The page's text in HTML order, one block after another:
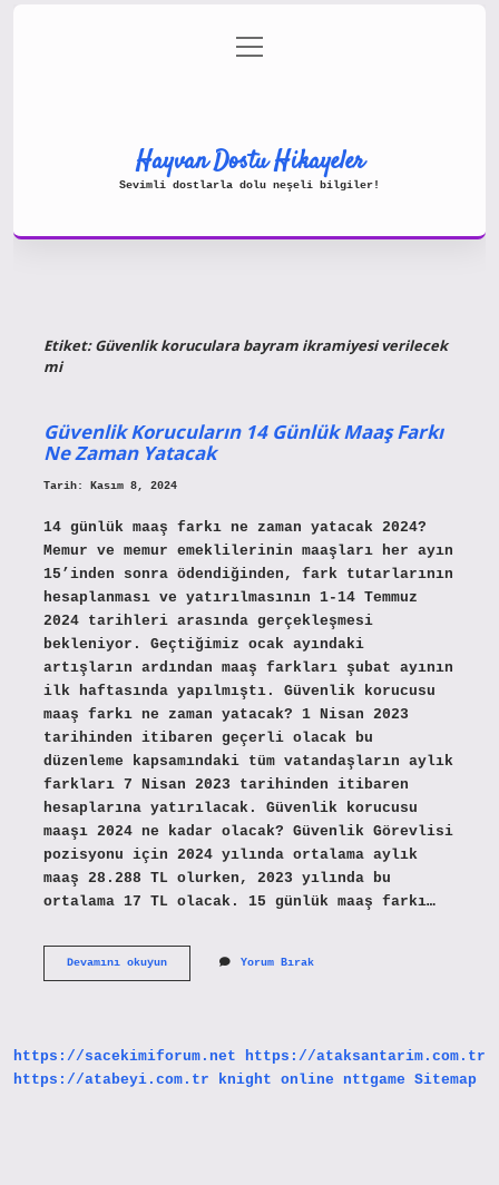
Gizlilik Politikası
menüyü
aç
Hayvan Dostu Hikayeler
Sevimli dostlarla dolu neşeli bilgiler!
Etiket:Güvenlik koruculara bayram ikramiyesi verilecek
mi
Güvenlik Korucuların 14 Günlük Maaş Farkı
Ne Zaman Yatacak
Tarih: Kasım 8, 2024
14 günlük maaş farkı ne zaman yatacak 2024?
Memur ve memur emeklilerinin maaşları her ayın
15’inden sonra ödendiğinden, fark tutarlarının
hesaplanması ve yatırılmasının 1-14 Temmuz
2024 tarihleri ​​arasında gerçekleşmesi
bekleniyor. Geçtiğimiz ocak ayındaki
artışların ardından maaş farkları şubat ayının
ilk haftasında yapılmıştı. Güvenlik korucusu
maaş farkı ne zaman yatacak? 1 Nisan 2023
tarihinden itibaren geçerli olacak bu
düzenleme kapsamındaki tüm vatandaşların aylık
farkları 7 Nisan 2023 tarihinden itibaren
hesaplarına yatırılacak. Güvenlik korucusu
maaşı 2024 ne kadar olacak? Güvenlik Görevlisi
pozisyonu için 2024 yılında ortalama aylık
maaş 28.288 TL olurken, 2023 yılında bu
ortalama 17 TL olacak. 15 günlük maaş farkı…
Devamını okuyunGüvenlik
Ne
Yatacak
Yorum Bırak
https://sacekimiforum.net
https://ataksantarim.com.tr
https://atabeyi.com.tr
knight online nttgame Sitemap